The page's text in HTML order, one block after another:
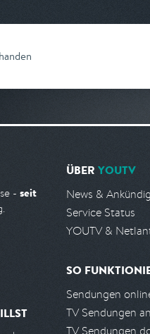
- seit
ÜBER YOUTV
News &
Service Status
YOUTV &
SO
Sendungen
TV Sendungen
TV Sendungen